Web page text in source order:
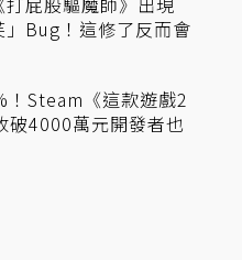
」Bug！這修了反而會
！Steam《這款遊戲2
破4000萬元開發者也